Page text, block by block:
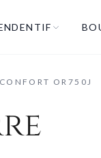
OR750J